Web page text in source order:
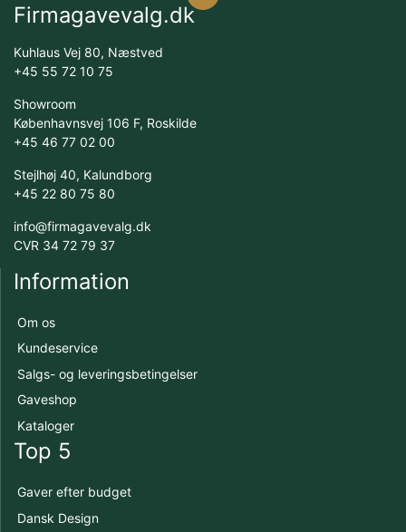
Firmagavevalg.dk
Kuhlaus Vej 80, Næstved
+45 55 72 10 75
Showroom
Københavnsvej 106 F, Roskilde
+45 46 77 02 00
Stejlhøj 40, Kalundborg
+45 22 80 75 80
info@firmagavevalg.dk
CVR 34 72 79 37
Information
Om os
Kundeservice
Salgs- og leveringsbetingelser
Gaveshop
Kataloger
Top 5
Gaver efter budget
Dansk Design